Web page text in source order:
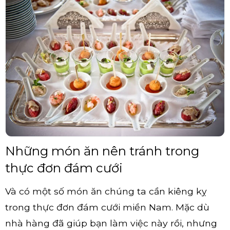
Những món ăn nên tránh trong
thực đơn đám cưới
Và có một số món ăn chúng ta cần kiêng kỵ
trong thực đơn đám cưới miền Nam. Mặc dù
nhà hàng đã giúp bạn làm việc này rồi, nhưng